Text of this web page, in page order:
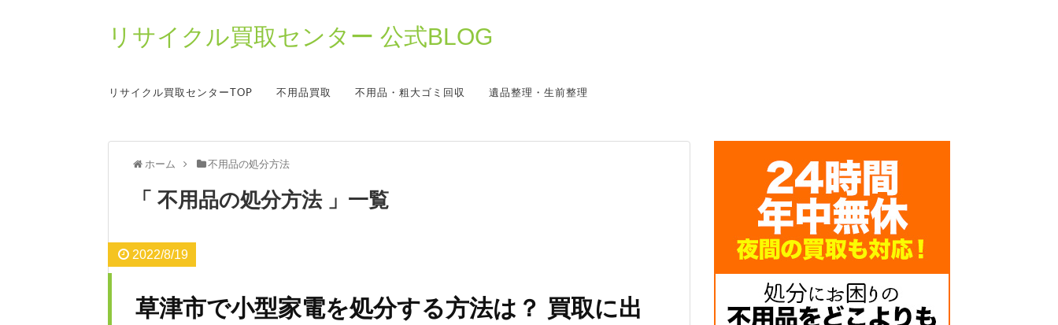
リサイクル買取センター 公式BLOG
リサイクル買取センターTOP 不用品買取 不用品・粗大ゴミ回収 遺品整理・生前整理
ホーム 不用品の処分方法
不用品の処分方法 一覧
2022/8/19
草津市で小型家電を処分する方法は？ 買取に出